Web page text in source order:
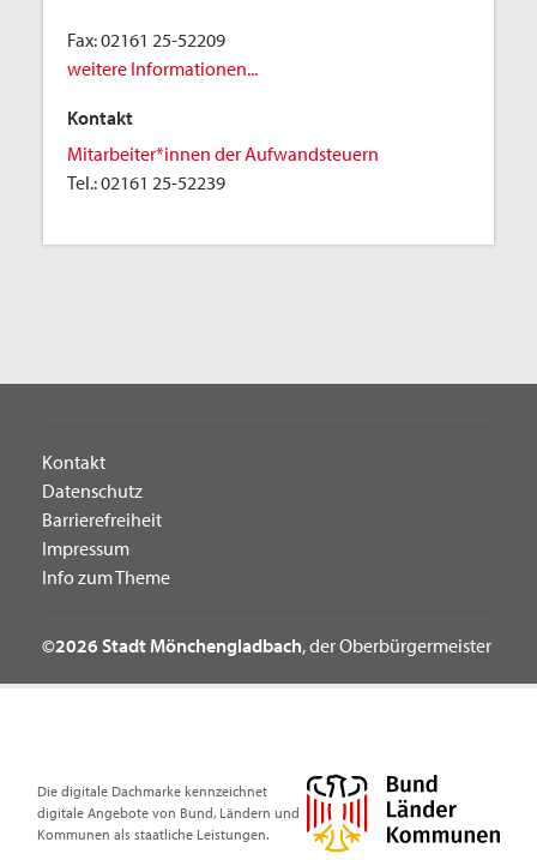
Fax:02161 25-52209
weitere Informationen...
Kontakt
Mitarbeiter*innen der Aufwandsteuern
Tel.:02161 25-52239
Kontakt
Datenschutz
Barrierefreiheit
Impressum
Info zum Theme
©2026 Stadt Mönchengladbach, der Oberbürgermeister
Die digitale Dachmarke kennzeichnet
digitale Angebote von Bund, Ländern und
Kommunen als staatliche Leistungen.